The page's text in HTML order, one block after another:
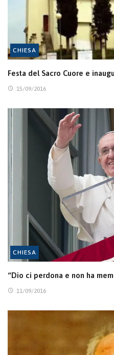
CHIESA
Festa del Sacro Cuore e
15/09/2016
CHIESA
“Dio ci perdona e non ha
11/09/2016